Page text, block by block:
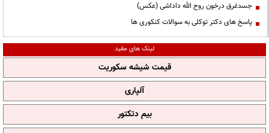
جسدغرق درخون روح الله داداشی (عکس)
پاسخ های دکتر توکلی به سوالات کنکوری ها
لینک های مفید
قیمت شیشه سکوریت
آلپاری
بیم دتکتور